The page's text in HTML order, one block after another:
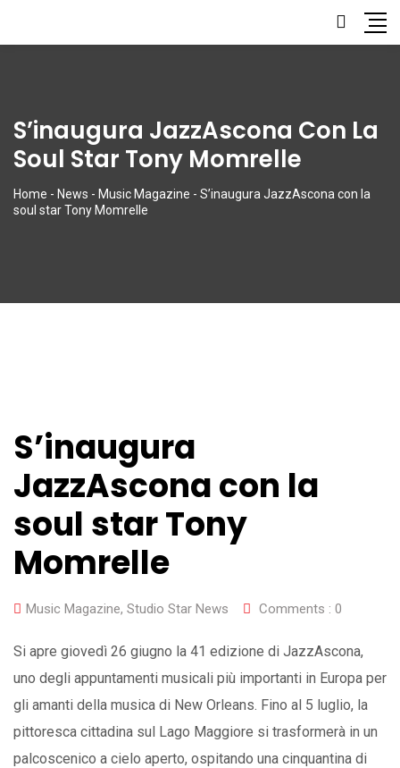
S’inaugura JazzAscona Con La
Soul Star Tony Momrelle
Home - News - Music Magazine - S’inaugura JazzAscona con la
soul star Tony Momrelle
S’inaugura
JazzAscona con la
soul star Tony
Momrelle
Music Magazine, Studio Star News Comments : 0
Si apre giovedì 26 giugno la 41 edizione di JazzAscona,
uno degli appuntamenti musicali più importanti in Europa per
gli amanti della musica di New Orleans. Fino al 5 luglio, la
pittoresca cittadina sul Lago Maggiore si trasformerà in un
palcoscenico a cielo aperto, ospitando una cinquantina di